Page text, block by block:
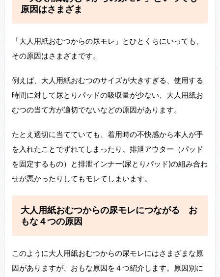
原因はさまざま
「大人用紙おむつからの尿モレ」とひとくちにいっても、
その原因はさまざまです。
例えば、大人用紙おむつのサイズが大きすぎる、使用する
時間に対して尿とりパッドの吸収量が少ない、大人用紙お
むつの当て方が適切でないなどの原因があります。
たとえ適切に当てていても、着用時の不快感から本人が手
を入れたことでずれてしまったり、排泄アウター（パッド
を固定するもの）と排泄インナー(尿とりパッド)の組み合わ
せが悪かったりしてもモレてしまいます。
大人用紙おむつからの尿モレにつながる お
もな４つの原因
このように大人用紙おむつからの尿モレにはさまざまな原
因がありますが、おもな原因を４つ紹介します。原因別に